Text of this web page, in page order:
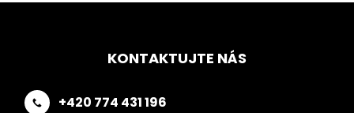
KONTAKTUJTE NÁS
+420 774 431 196